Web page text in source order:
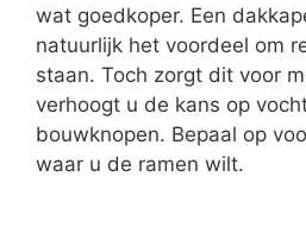
wat goedkoper. Een
natuurlijk het voordeel om
staan. Toch zorgt dit voor
verhoogt u de kans op
bouwknopen. Bepaal op
waar u de ramen wilt.